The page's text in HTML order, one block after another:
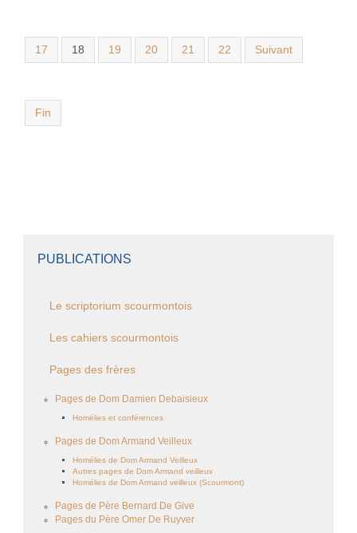
17 18 19 20 21 22 Suivant
Fin
PUBLICATIONS
Le scriptorium scourmontois
Les cahiers scourmontois
Pages des frères
Pages de Dom Damien Debaisieux
Homélies et conférences
Pages de Dom Armand Veilleux
Homélies de Dom Armand Veilleux
Autres pages de Dom Armand veilleux
Homélies de Dom Armand veilleux (Scourmont)
Pages de Père Bernard De Give
Pages du Père Omer De Ruyver